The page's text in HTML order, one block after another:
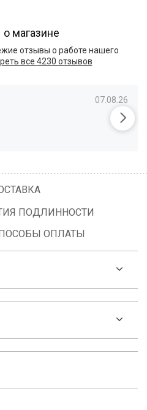
магазине
отзывы о работе нашего
все 4230 отзывов
07.08.26
ПОДЛИННОСТИ
ОПЛАТЫ
неповторимых EDC-товаров